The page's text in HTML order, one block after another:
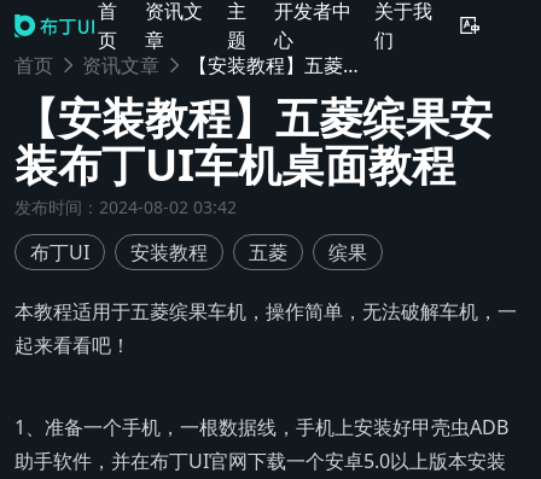
首
页
资讯文
章
主
题
开发者中
心
关于我
们
首页
资讯文章 【安装教程】五菱缤果安装布丁UI车机桌面教程
【安装教程】五菱缤果安
装布丁UI车机桌面教程
发布时间 ： 2024-08-02 03:42
布丁UI 安装教程 五菱 缤果
本教程适用于五菱缤果车机，操作简单，无法破解车机，一
起来看看吧！
1、准备一个手机，一根数据线，手机上安装好甲壳虫ADB
助手软件，并在布丁UI官网下载一个安卓5.0以上版本安装